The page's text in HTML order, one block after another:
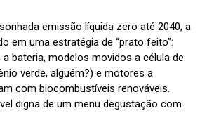
emissão líquida zero até 2040, a
em uma estratégia de “prato feito”:
bateria, modelos movidos a célula de
verde, alguém?) e motores a
com biocombustíveis renováveis.
digna de um menu degustação com